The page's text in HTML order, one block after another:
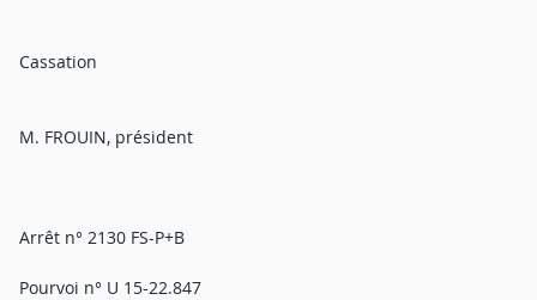
Cassation
M. FROUIN, président
Arrêt n° 2130 FS-P+B
Pourvoi n° U 15-22.847